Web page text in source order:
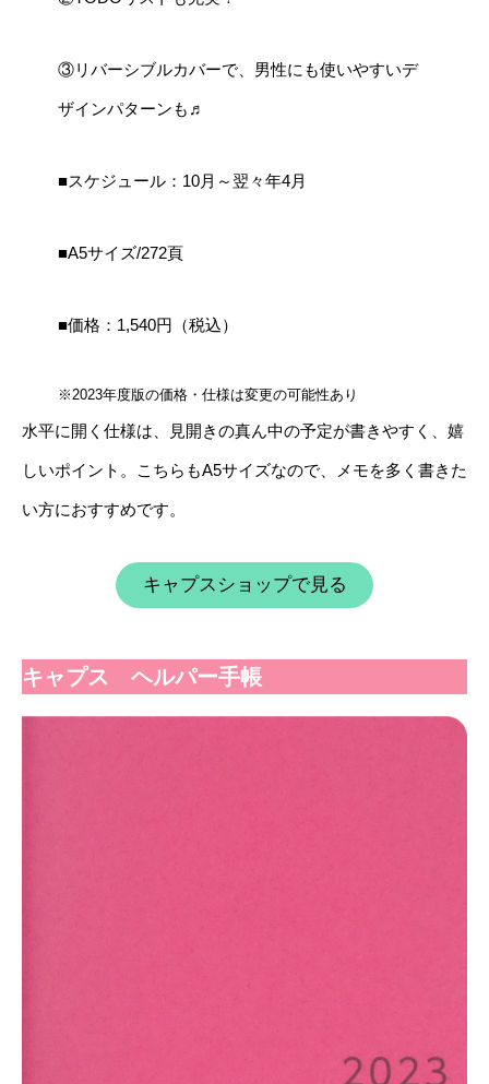
③リバーシブルカバーで、男性にも使いやすいデ
ザインパターンも♬
■スケジュール：10月～翌々年4月
■A5サイズ/272頁
■価格：1,540円（税込）
※2023年度版の価格・仕様は変更の可能性あり
水平に開く仕様は、見開きの真ん中の予定が書きやすく、嬉
しいポイント。こちらもA5サイズなので、メモを多く書きた
い方におすすめです。
キャプスショップで見る
キャプス ヘルパー手帳